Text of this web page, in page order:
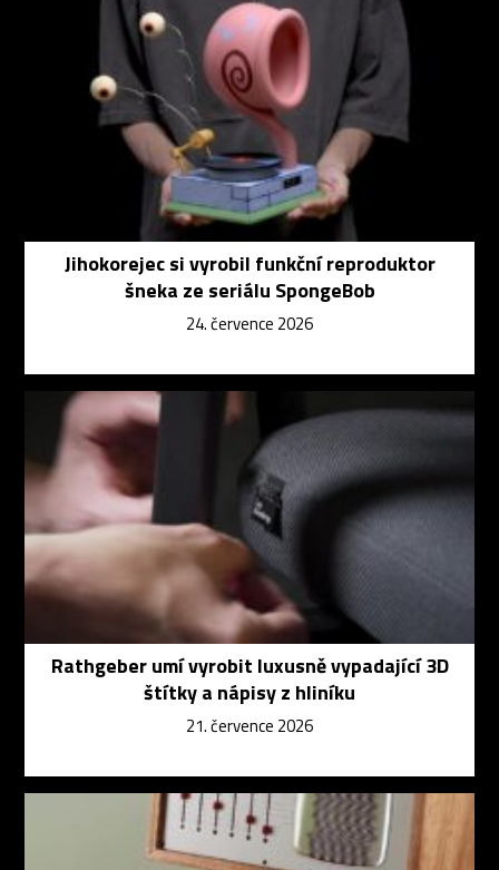
Jihokorejec si vyrobil funkční reproduktor
šneka ze seriálu SpongeBob
24. července 2026
Rathgeber umí vyrobit luxusně vypadající 3D
štítky a nápisy z hliníku
21. července 2026